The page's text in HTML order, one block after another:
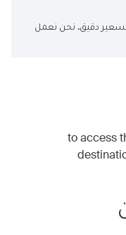
دقيق. نحن نعمل
to access